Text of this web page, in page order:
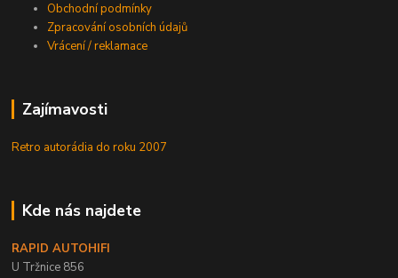
Obchodní podmínky
Zpracování osobních údajů
Vrácení / reklamace
Zajímavosti
Retro autorádia do roku 2007
Kde nás najdete
RAPID AUTOHIFI
U Tržnice 856